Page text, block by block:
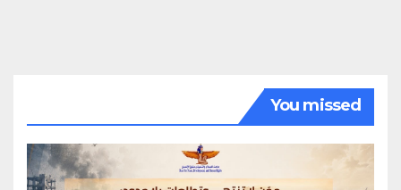
You missed